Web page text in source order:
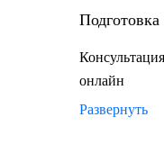
онлайн
Развернуть